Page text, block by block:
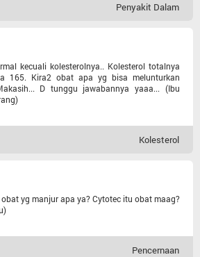
Penyakit Dalam
kecuali kolesterolnya.. Kolesterol totalnya
165. Kira2 obat apa yg bisa melunturkan
D tunggu jawabannya yaaa... (Ibu
Kolesterol
yg manjur apa ya? Cytotec itu obat maag?
Pencernaan